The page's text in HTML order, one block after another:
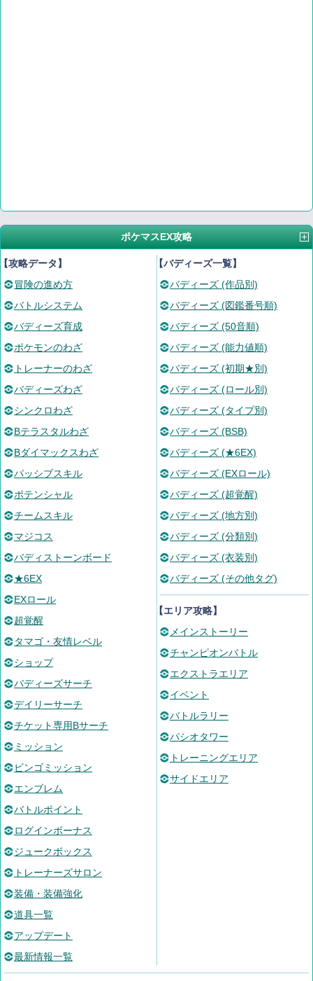
ポケマスEX攻略
攻略データ】
冒険の進め方
バトルシステム
バディーズ育成
ポケモンのわざ
トレーナーのわざ
バディーズわざ
シンクロわざ
Bテラスタルわざ
Bダイマックスわざ
パッシブスキル
ポテンシャル
チームスキル
マジコス
バディストーンボード
★6EX
EXロール
超覚醒
タマゴ・友情レベル
ショップ
バディーズサーチ
デイリーサーチ
チケット専用Bサーチ
ミッション
ビンゴミッション
エンブレム
バトルポイント
ログインボーナス
ジュークボックス
トレーナーズサロン
装備・装備強化
道具一覧
アップデート
最新情報一覧
【バディーズ一覧】
バディーズ (作品別)
バディーズ (図鑑番号順)
バディーズ (50音順)
バディーズ (能力値順)
バディーズ (初期★別)
バディーズ (ロール別)
バディーズ (タイプ別)
バディーズ (BSB)
バディーズ (★6EX)
バディーズ (EXロール)
バディーズ (超覚醒)
バディーズ (地方別)
バディーズ (分類別)
バディーズ (衣装別)
バディーズ (その他タグ)
【エリア攻略】
メインストーリー
チャンピオンバトル
エクストラエリア
イベント
バトルラリー
パシオタワー
トレーニングエリア
サイドエリア